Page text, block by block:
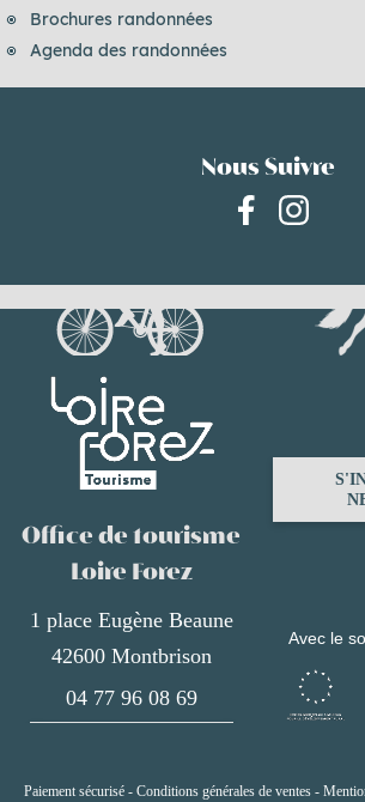
Brochures randonnées
Agenda des randonnées
Nous Suivre
Office de tourisme
Loire Forez
1 place Eugène Beaune
42600 Montbrison
04 77 96 08 69
Avec le
Paiement sécurisé- Conditions générales de ventes-